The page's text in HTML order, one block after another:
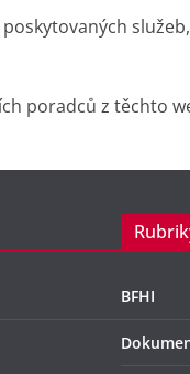
poradců z těchto
BFHI